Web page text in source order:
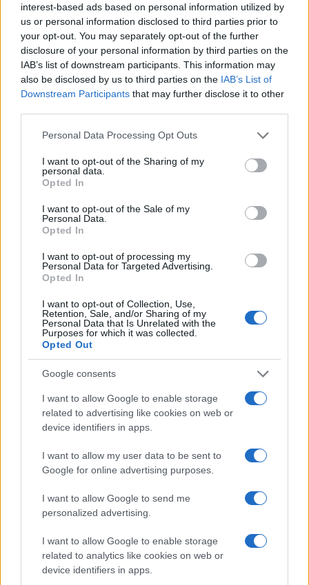
interest-based ads based on personal information utilized by
us or personal information disclosed to third parties prior to
your opt-out. You may separately opt-out of the further
disclosure of your personal information by third parties on the
IAB’s list of downstream participants. This information may
also be disclosed by us to third parties on the IAB’s List of
Downstream Participants that may further disclose it to other
Please note that this website/app uses one or more Google
not limited to your visit or usage behaviour. You may click to
grant or deny consent to Google and its third-party tags to
use your data for below specified purposes in below Google
consent section.
Personal Data Processing Opt Outs
I want to opt-out of the Sharing of my
personal data.
Opted In
I want to opt-out of the Sale of my
Personal Data.
Opted In
I want to opt-out of processing my
Personal Data for Targeted Advertising.
Opted In
I want to opt-out of Collection, Use,
Retention, Sale, and/or Sharing of my
Personal Data that Is Unrelated with the
Purposes for which it was collected.
Opted Out
Google consents
I want to allow Google to enable storage
related to advertising like cookies on web or
device identifiers in apps.
I want to allow my user data to be sent to
Google for online advertising purposes.
I want to allow Google to send me
personalized advertising.
I want to allow Google to enable storage
related to analytics like cookies on web or
device identifiers in apps.
El empresario José Elías analiza el mercado inmobiliario y sus
consecuencias en la jubilación
Marta Ruiz · 5 Ago 2026
FINANZAS
La Reserva Federal aprueba la adquisición de Webster Bank
por parte de Banco Santander
Marta Ruiz · 5 Ago 2026
Guía completa sobre tarjetas cripto: fees, cashback y seguridad
Diego Martín · 5 Ago 2026